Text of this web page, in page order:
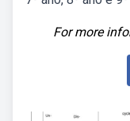
For more